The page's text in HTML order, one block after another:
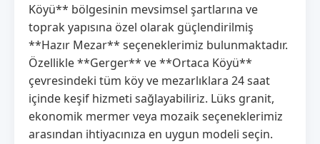
Köyü** bölgesinin mevsimsel şartlarına ve
toprak yapısına özel olarak güçlendirilmiş
**Hazır Mezar** seçeneklerimiz bulunmaktadır.
Özellikle **Gerger** ve **Ortaca Köyü**
çevresindeki tüm köy ve mezarlıklara 24 saat
içinde keşif hizmeti sağlayabiliriz. Lüks granit,
ekonomik mermer veya mozaik seçeneklerimiz
arasından ihtiyacınıza en uygun modeli seçin.